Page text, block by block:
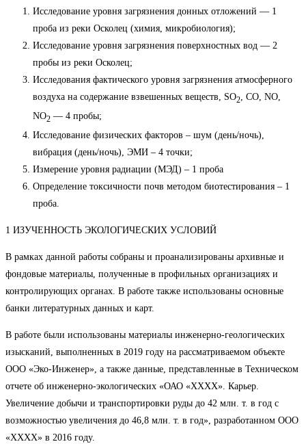
Исследование уровня загрязнения донных отложений — 1
проба из реки Осколец (химия, микробиология);
Исследование уровня загрязнения поверхностных вод — 2
пробы из реки Осколец;
Исследования фактического уровня загрязнения атмосферного
воздуха на содержание взвешенных веществ, SO2, CO, NO,
NO2 — 4 пробы;
Исследование физических факторов – шум (день/ночь),
вибрация (день/ночь), ЭМИ – 4 точки;
Измерение уровня радиации (МЭД) – 1 проба
Определение токсичности почв методом биотестирования – 1
проба.
1 ИЗУЧЕННОСТЬ ЭКОЛОГИЧЕСКИХ УСЛОВИЙ
В рамках данной работы собраны и проанализированы архивные и
фондовые материалы, полученные в профильных организациях и
контролирующих органах. В работе также использованы основные
банки литературных данных и карт.
В работе были использованы материалы инженерно-геологических
изысканий, выполненных в 2019 году на рассматриваемом объекте
ООО «Эко-Инженер», а также данные, представленные в Техническом
отчете об инженерно-экологических «ОАО «ХХХХ». Карьер.
Увеличение добычи и транспортировки руды до 42 млн. т. в год с
возможностью увеличения до 46,8 млн. т. в год», разработанном ООО
«ХХХХ» в 2016 году.